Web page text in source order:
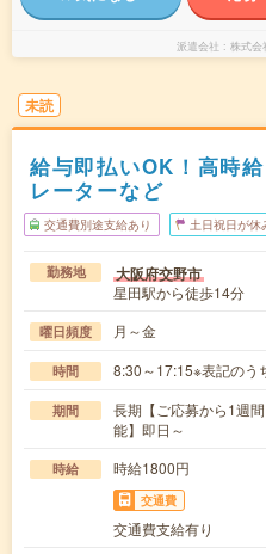
派遣会社 株式会
未読
給与即払いOK！高時
レーターなど
交通費別途支給あり 土日祝日が休
勤務地 大阪府交野市
星田駅から徒歩14分
曜日頻度 月～金
時間 8:30～17:15※表記のう
期間
長期【ご応募から1週
能】即日～
時給 時給1800円
交通費
交通費支給有り